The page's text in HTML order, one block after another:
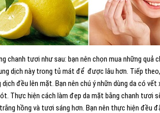
chanh tươi như sau: bạn nên chọn mua những
dịch này trong tủ mát để được lâu hơn. Tiếp
đều lên mặt. Bạn nên chú ý nhữn dùng da có
Thực hiện cách làm đẹp da mặt bằng chanh tươi
hồng và tươi sáng hơn. Bạn nên thực hiện đều